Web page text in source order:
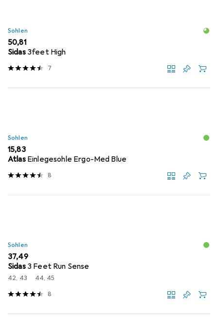
Sohlen
EUR
50,81
Sidas 3feet High
7
Sohlen
EUR
15,83
Atlas Einlegesohle Ergo-Med Blue
8
Sohlen
EUR
37,49
Sidas 3 Feet Run Sense
42, 43 44, 45
8